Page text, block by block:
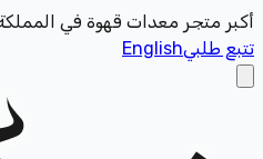
أكبر متجر معدات قهوة في المملكة
تتبع طلبيEnglish